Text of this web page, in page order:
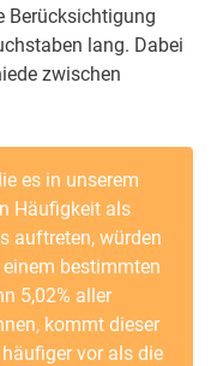
Berücksichtigung
lang. Dabei
zwischen
es in unserem
Häufigkeit als
auftreten, würden
bestimmten
5,02% aller
kommt dieser
vor als die